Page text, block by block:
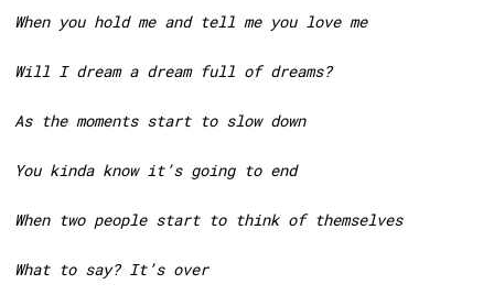
When you hold me and tell me you love me
Will I dream a dream full of dreams?
As the moments start to slow down
You kinda know it’s going to end
When two people start to think of themselves
What to say? It’s over